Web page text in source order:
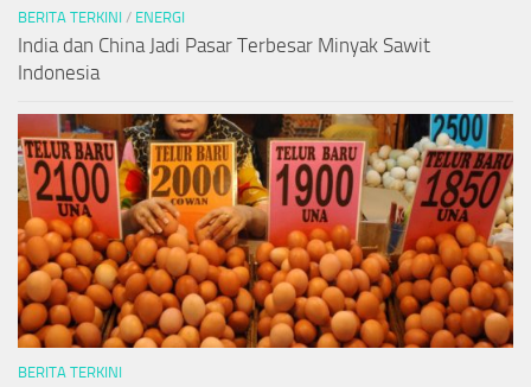
BERITA TERKINI / ENERGI
India dan China Jadi Pasar Terbesar Minyak Sawit
Indonesia
BERITA TERKINI